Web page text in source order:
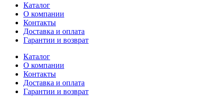
Каталог
О компании
Контакты
Доставка и оплата
Гарантии и возврат
Каталог
О компании
Контакты
Доставка и оплата
Гарантии и возврат